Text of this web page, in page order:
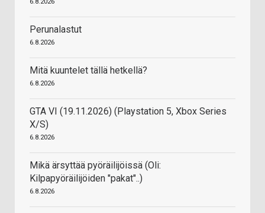
6.8.2026
Perunalastut
6.8.2026
Mitä kuuntelet tällä hetkellä?
6.8.2026
GTA VI (19.11.2026) (Playstation 5, Xbox Series
X/S)
6.8.2026
Mikä ärsyttää pyöräilijöissä (Oli:
Kilpapyöräilijöiden "pakat"..)
6.8.2026